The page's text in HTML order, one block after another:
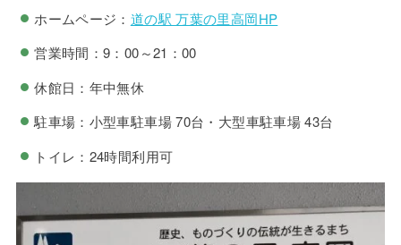
ホームページ： 道の駅 万葉の里高岡HP
営業時間：9：00～21：00
休館日：年中無休
駐車場：小型車駐車場 70台・大型車駐車場 43台
トイレ：24時間利用可